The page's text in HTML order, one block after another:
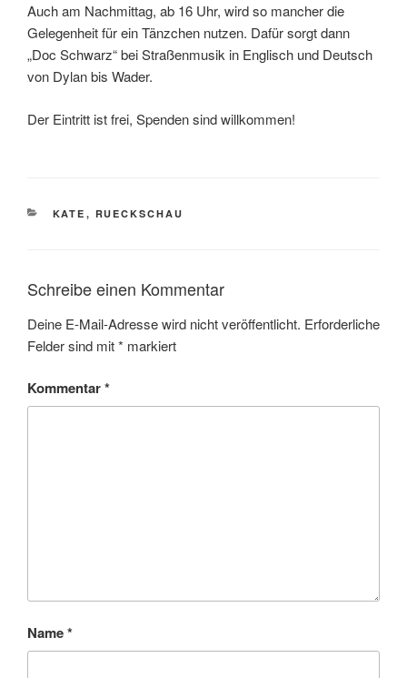
Auch am Nachmittag, ab 16 Uhr, wird so mancher die
Gelegenheit für ein Tänzchen nutzen. Dafür sorgt dann
„Doc Schwarz“ bei Straßenmusik in Englisch und Deutsch
von Dylan bis Wader.
Der Eintritt ist frei, Spenden sind willkommen!
KATEGORIEN
KATE , RUECKSCHAU
Schreibe einen Kommentar
Deine E-Mail-Adresse wird nicht veröffentlicht. Erforderliche
Felder sind mit* markiert
Kommentar*
Name*